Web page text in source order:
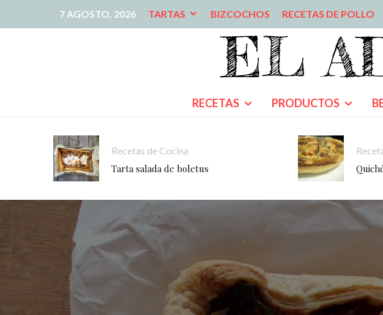
7 AGOSTO, 2026 TARTAS BIZCOCHOS RECETAS DE POLLO
RECETAS PRODUCTOS
Recetas de Cocina
Tarta salada de boletus